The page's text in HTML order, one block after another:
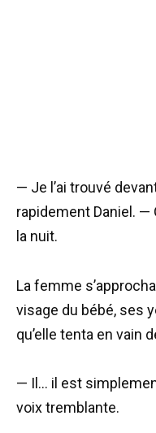
— Je l’ai trouvé
rapidement Daniel. —
la nuit.
La femme
visage du bébé, ses
qu’elle tenta en vain
— Il… il est
voix tremblante.